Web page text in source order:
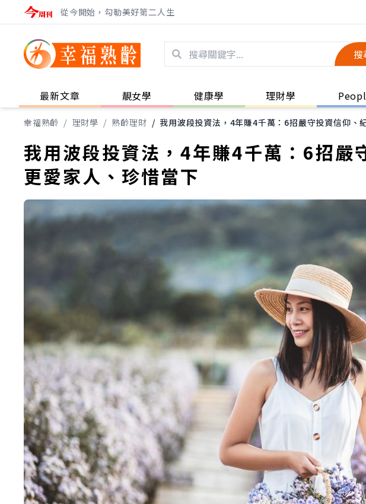
從今開始，勾勒美好第二人生
搜
最新文章 靚女學 健康學 理財學
幸福熟齡 / 理財學 / 熟齡理財 / 我用波段投資法，4年賺4千萬：6招嚴守投資信仰、
我用波段投資法，4年賺4千萬：6招嚴
更愛家人、珍惜當下